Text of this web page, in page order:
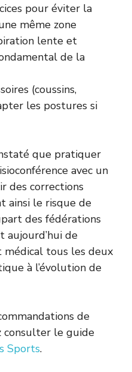
pour éviter la
même zone
lente et
de la
(coussins,
les postures si
que pratiquer
avec un
des corrections
ainsi le risque de
des fédérations
aujourd’hui de
médical tous les deux
à l’évolution de
de
consulter le guide
Sports.